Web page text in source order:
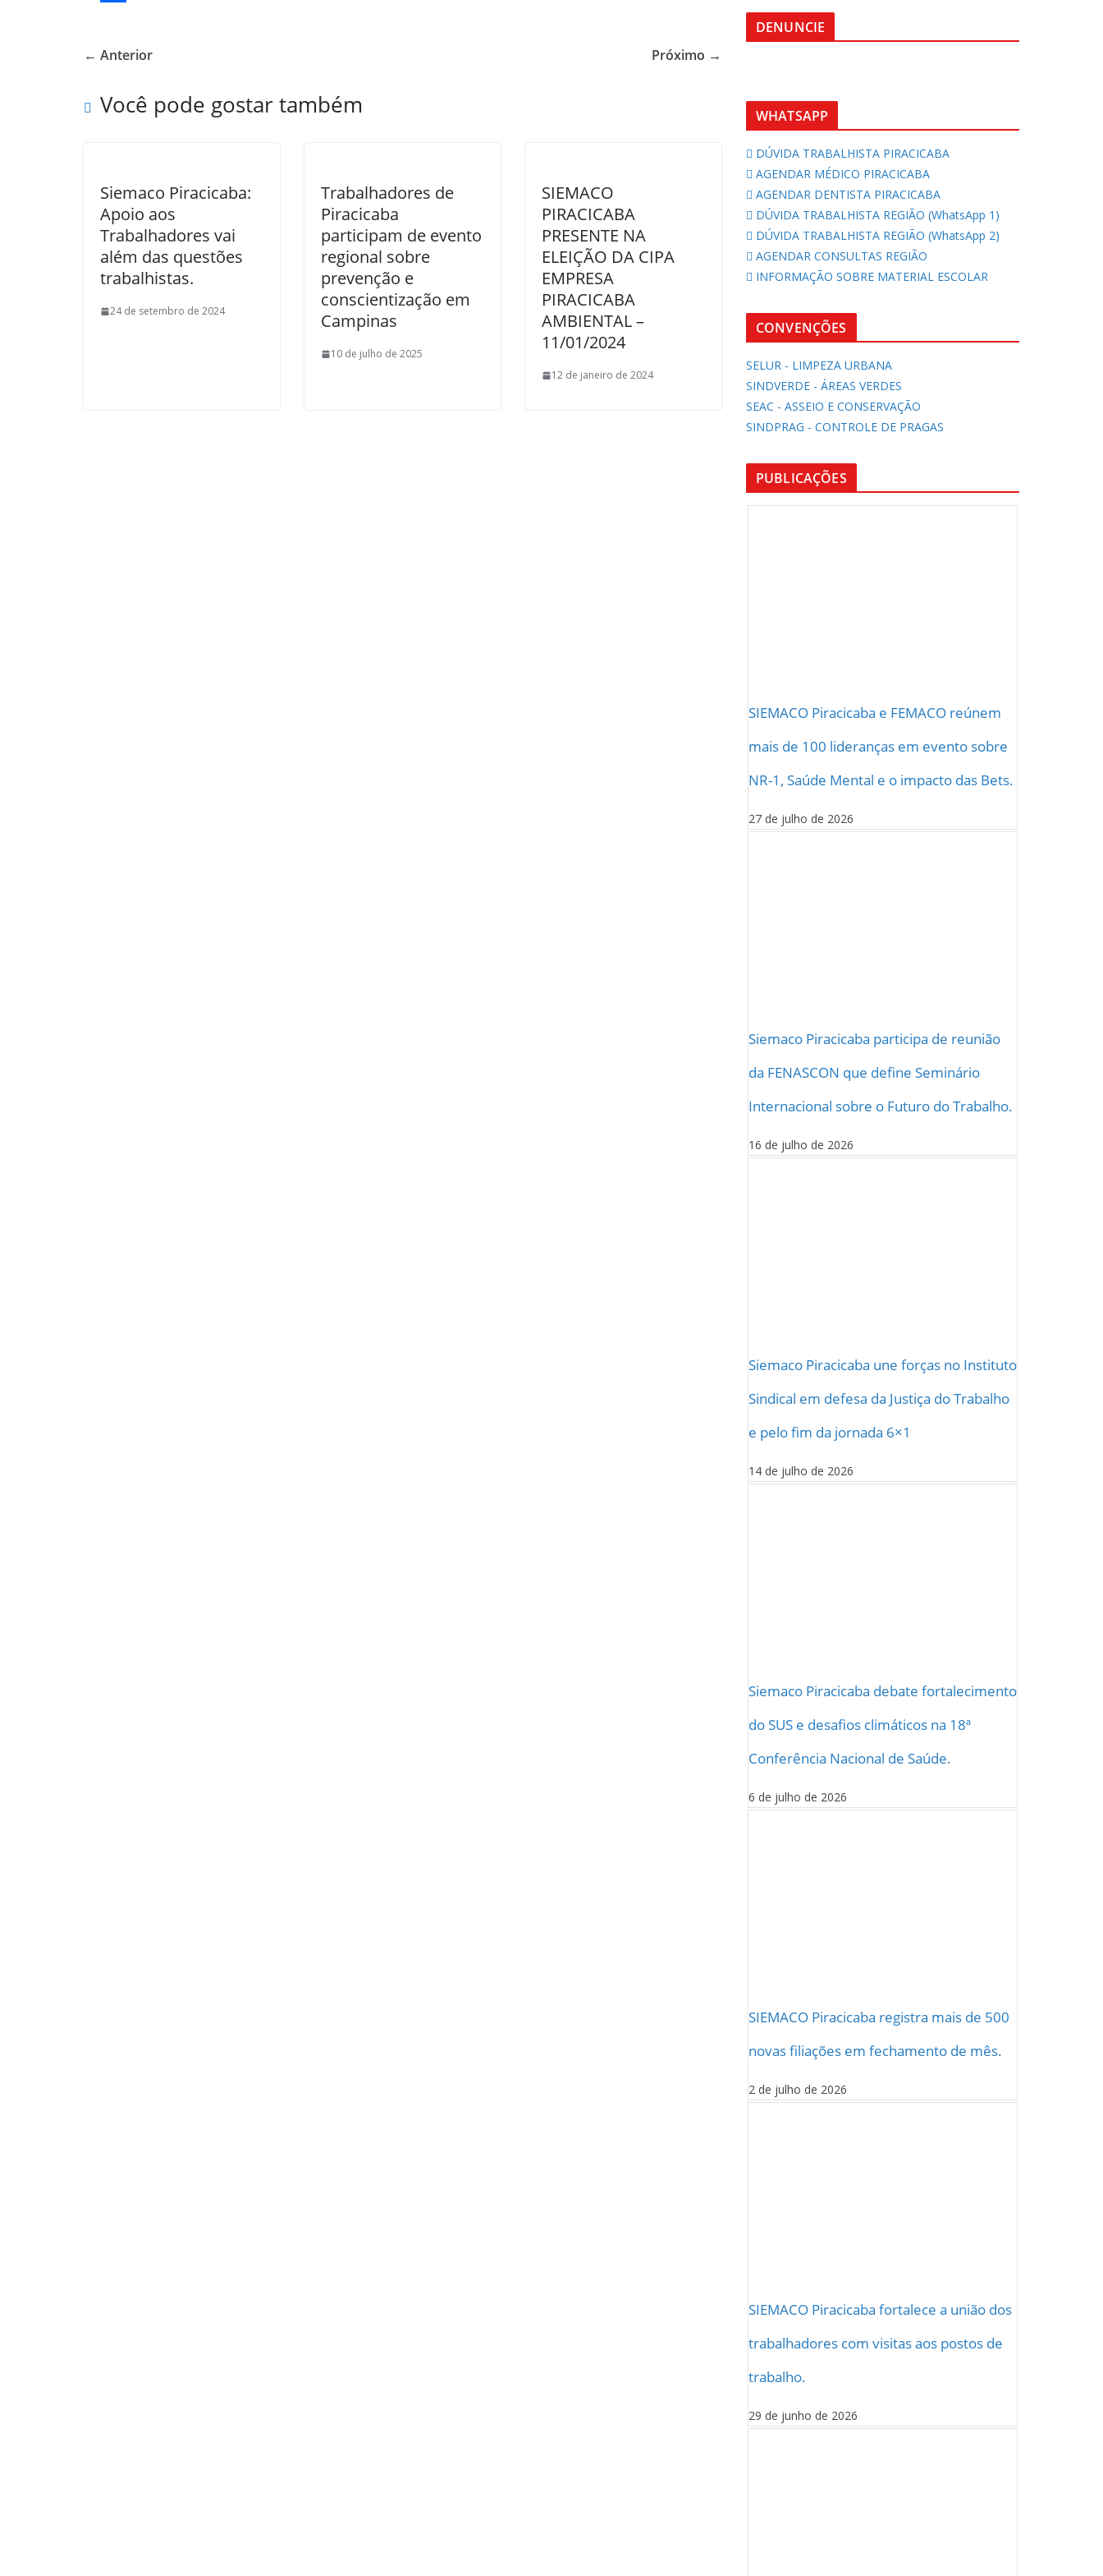
otr
← Anterior Próximo →
Você pode gostar também
Siemaco Piracicaba:
Apoio aos
Trabalhadores vai
além das questões
trabalhistas.
24 de setembro de 2024
Trabalhadores de
Piracicaba
participam de evento
regional sobre
prevenção e
conscientização em
Campinas
10 de julho de 2025
SIEMACO
PIRACICABA
PRESENTE NA
ELEIÇÃO DA CIPA
EMPRESA
PIRACICABA
AMBIENTAL –
11/01/2024
12 de janeiro de 2024
DENUNCIE
WHATSAPP
DÚVIDA TRABALHISTA PIRACICABA
AGENDAR MÉDICO PIRACICABA
AGENDAR DENTISTA PIRACICABA
DÚVIDA TRABALHISTA REGIÃO (WhatsApp 1)
DÚVIDA TRABALHISTA REGIÃO (WhatsApp 2)
AGENDAR CONSULTAS REGIÃO
INFORMAÇÃO SOBRE MATERIAL ESCOLAR
CONVENÇÕES
SELUR - LIMPEZA URBANA
SINDVERDE - ÁREAS VERDES
SEAC - ASSEIO E CONSERVAÇÃO
SINDPRAG - CONTROLE DE PRAGAS
PUBLICAÇÕES
SIEMACO Piracicaba e FEMACO reúnem
mais de 100 lideranças em evento sobre
NR-1, Saúde Mental e o impacto das Bets.
27 de julho de 2026
Siemaco Piracicaba participa de reunião
da FENASCON que define Seminário
Internacional sobre o Futuro do Trabalho.
16 de julho de 2026
Siemaco Piracicaba une forças no Instituto
Sindical em defesa da Justiça do Trabalho
e pelo fim da jornada 6×1
14 de julho de 2026
Siemaco Piracicaba debate fortalecimento
do SUS e desafios climáticos na 18ª
Conferência Nacional de Saúde.
6 de julho de 2026
SIEMACO Piracicaba registra mais de 500
novas filiações em fechamento de mês.
2 de julho de 2026
SIEMACO Piracicaba fortalece a união dos
trabalhadores com visitas aos postos de
trabalho.
29 de junho de 2026